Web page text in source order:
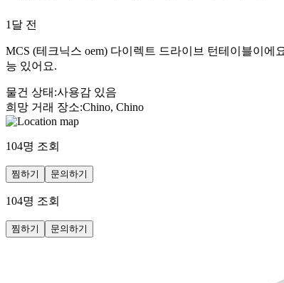
1달 전
MCS (테크닉스 oem) 다이렉트 드라이브 턴테이블이
능 있어요.
물건 상태 :사용감 있음
희망 거래 장소:Chino, Chino
104명 조회
찜하기 문의하기
104명 조회
찜하기 문의하기